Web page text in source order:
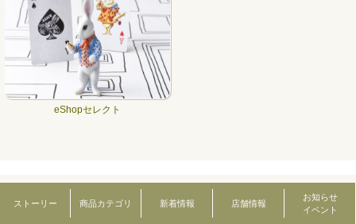
ストーリー 商品カテゴリ 新着情報 店舗情報
お知らせ
イベント
eShopセレクト
― ヘレンド あれこれ ―